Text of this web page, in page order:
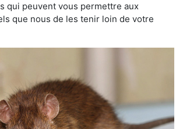
qui peuvent vous permettre aux
que nous de les tenir loin de votre